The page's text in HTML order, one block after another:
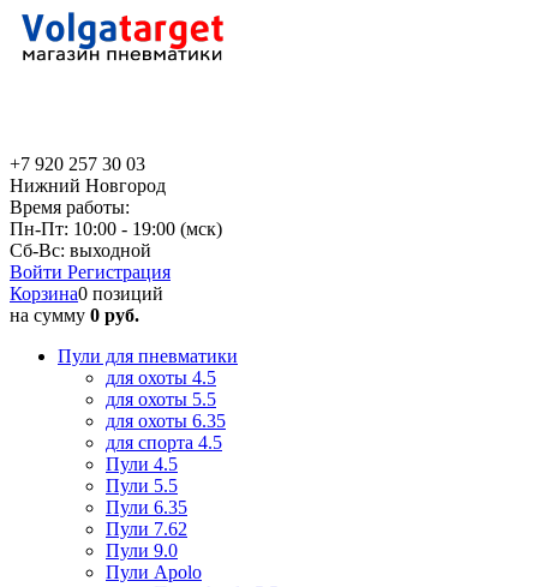
+7 920 257 30 03
Нижний Новгород
Время работы:
Пн-Пт: 10:00 - 19:00 (мск)
Сб-Вс: выходной
Войти Регистрация
Корзина0 позиций
на сумму 0 руб.
Пули для пневматики
для охоты 4.5
для охоты 5.5
для охоты 6.35
для спорта 4.5
Пули 4.5
Пули 5.5
Пули 6.35
Пули 7.62
Пули 9.0
Пули Apolo